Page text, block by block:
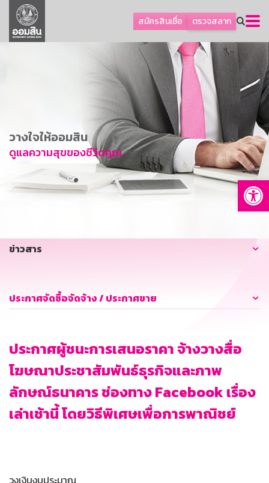
สมัครสินเชื่อ ตรวจสลาก
ลูกค้าธุรกิจ
ลูกค้าผู้ประกอบรายย่อย
การพัฒนาที่ยั่งยืน
ข่าวสาร
บริการทางการเงิน
อื่นๆ
วางใจให้ออมสิน
ดูแลความสุขของชีวิตคุณ
ข่าวสาร
ประกาศจัดซื้อจัดจ้าง / ประกาศขาย
ประกาศผู้ชนะการเสนอราคา จ้างวางสื่อ
โฆษณาประชาสัมพันธ์ธุรกิจและภาพ
ลักษณ์ธนาคาร ช่องทาง Facebook เรื่อง
เล่าเช้านี้ โดยวิธีพิเศษเพื่อการพาณิชย์